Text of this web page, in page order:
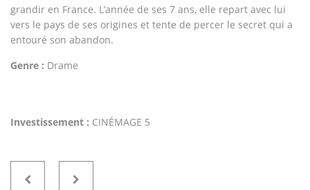
grandir en France. L’année de ses 7 ans, elle repart avec lui
vers le pays de ses origines et tente de percer le secret qui a
entouré son abandon.
Genre : Drame
Investissement : CINÉMAGE 5